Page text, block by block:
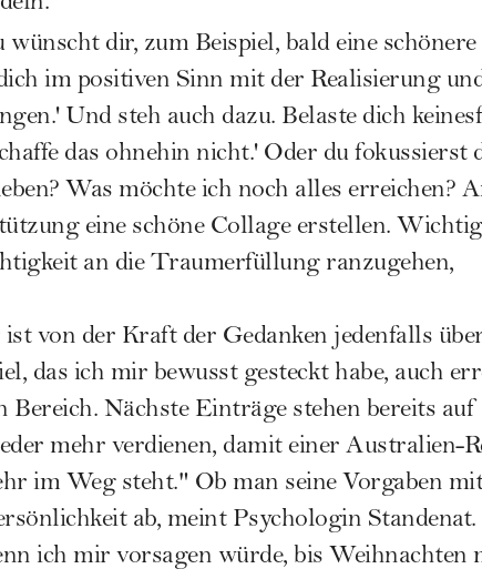
wünscht dir, zum Beispiel, bald eine schönere
im positiven Sinn mit der Realisierung
Und steh auch dazu. Belaste dich
das ohnehin nicht.' Oder du fokussierst
Was möchte ich noch alles erreichen?
eine schöne Collage erstellen.
an die Traumerfüllung ranzugehen,
von der Kraft der Gedanken jedenfalls
das ich mir bewusst gesteckt habe, auch
Bereich. Nächste Einträge stehen bereits auf
mehr verdienen, damit einer Australien-
im Weg steht." Ob man seine Vorgaben mit
ab, meint Psychologin Standenat.
ich mir vorsagen würde, bis Weihnachten